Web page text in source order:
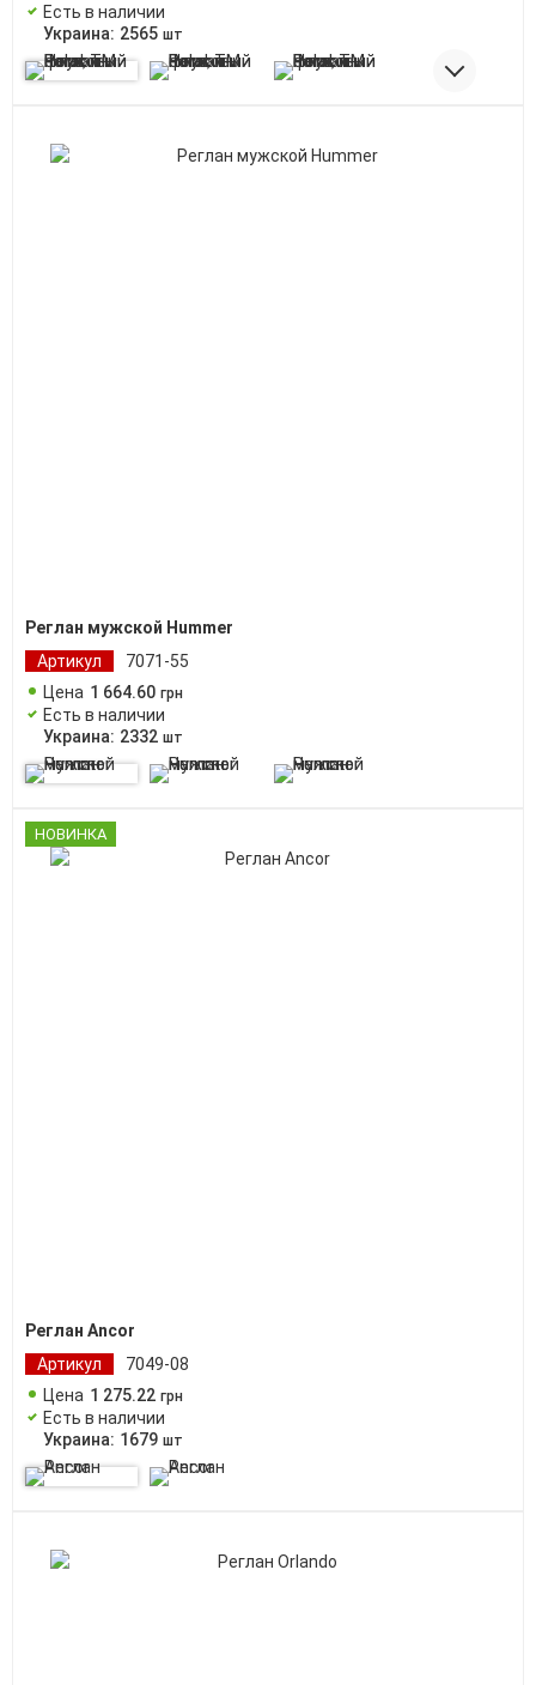
Есть в наличии
Украина: 2565 шт
Реглан мужской Hummer
Артикул
7071-55
Цена 1 664.60 грн
Есть в наличии
Украина: 2332 шт
НОВИНКА
Реглан Ancor
Артикул
7049-08
Цена 1 275.22 грн
Есть в наличии
Украина: 1679 шт